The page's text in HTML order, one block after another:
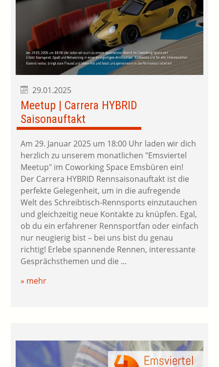
29.01.2025
Meetup | Carrera HYBRID
Saisonauftakt
Am 29. Januar 2025 um 18:00 Uhr laden wir dich
herzlich zu unserem monatlichen "Emsviertel
Meetup" im Coworking Space Emsbüren ein!
Der Carrera HYBRID Rennsaisonauftakt ist die
perfekte Gelegenheit, um in die aufregende
Welt des Schreibtisch-Rennsports einzutauchen
und gleichzeitig neue Kontakte zu knüpfen. Egal,
ob du ein erfahrener Rennsportfan oder einfach
nur neugierig bist – bei uns bist du genau
richtig! Erlebe spannende Rennen, interessante
Gesprächsthemen und die ...
» mehr